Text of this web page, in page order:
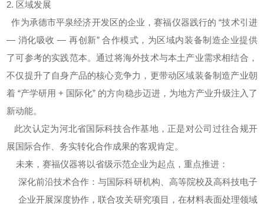
2. 区域发展
作为承德市平泉经济开发区的企业，赛福仪器践行的 “技术引进
— 消化吸收 — 再创新” 合作模式，为区域内装备制造企业提供
了可参考的实践范本。通过将海外技术与本土产业需求相结合，
不仅提升了自身产品的核心竞争力，更带动区域装备制造产业朝
着 “产学研用 + 国际化” 的方向稳步迈进，为地方产业升级注入了
新动能。
此次认定为河北省国际科技合作基地，正是对公司过往合规开
展国际合作、务实转化合作成果的客观肯定。
未来，赛福仪器将以省级示范企业为起点，重点推进：
深化前沿技术合作：与国际科研机构、高等院校及高科技电子
企业开展深度协作，联合攻关研究项目，在材料表面处理领域